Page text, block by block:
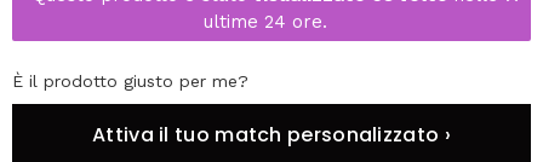
ultime 24 ore.
È il prodotto giusto per me?
Attiva il tuo match personalizzato ›